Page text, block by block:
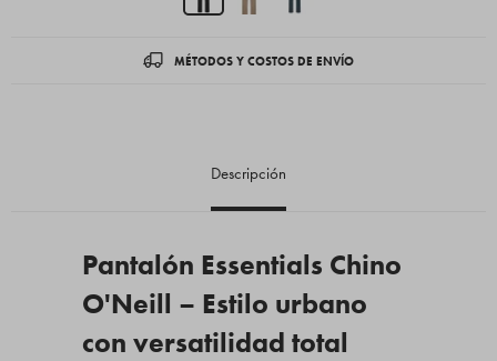
MÉTODOS Y COSTOS DE ENVÍO
Descripción
Pantalón Essentials Chino
O'Neill – Estilo urbano
con versatilidad total